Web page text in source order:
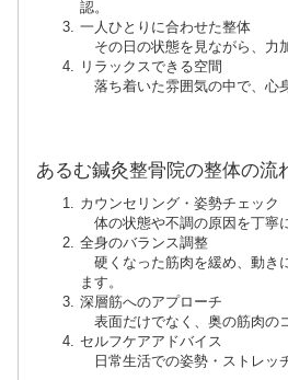
認。
一人ひとりに合わせた整体
その日の状態を見ながら、力
リラックスできる空間
落ち着いた雰囲気の中で、心
あるむ鍼灸整骨院の整体の流
カウンセリング・姿勢チェック
体の状態や不調の原因を丁寧
全身のバランス調整
硬くなった筋肉を緩め、動き
ます。
深層筋へのアプローチ
表面だけでなく、奥の筋肉の
セルフケアアドバイス
日常生活での姿勢・ストレッ